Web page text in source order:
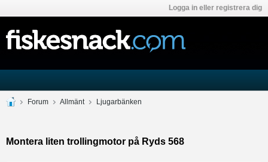
Logga in eller registrera dig
Forum Allmänt Ljugarbänken
Montera liten trollingmotor på Ryds 568